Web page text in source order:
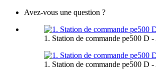
Avez-vous une question ?
1. Station de commande pe500 D
1. Station de commande pe500 D